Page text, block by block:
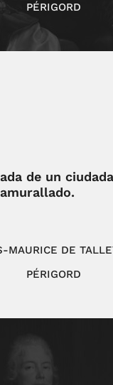
PÉRIGORD
de un
MAURICE DE
PÉRIGORD